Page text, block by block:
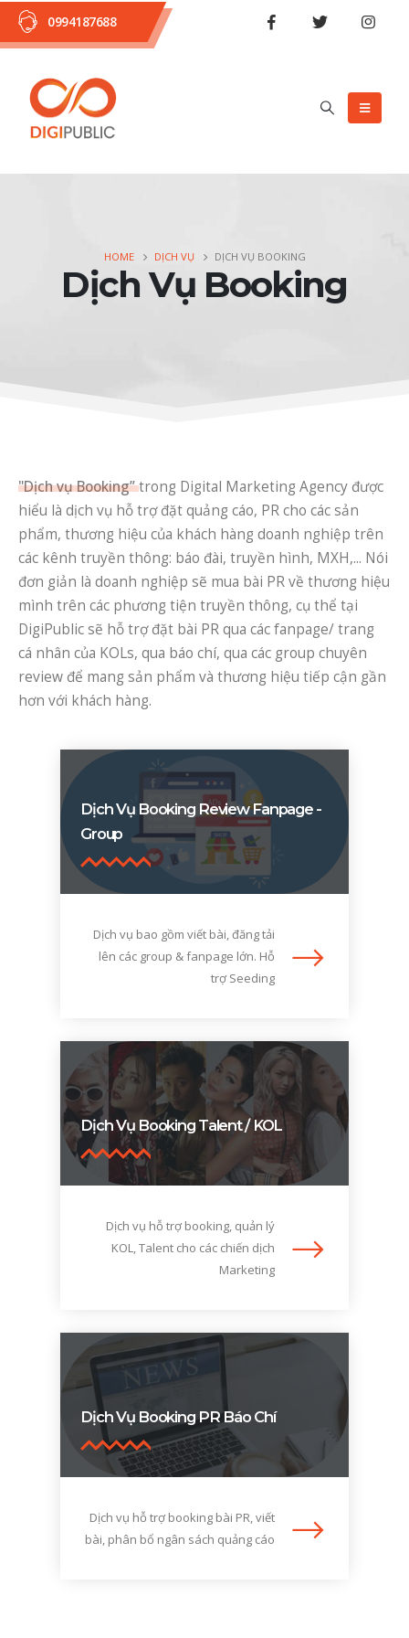
0994187688
HOME DỊCH VỤ DỊCH VỤ BOOKING
Dịch Vụ Booking
"Dịch vụ Booking”trong Digital Marketing Agency được
hiểu là dịch vụ hỗ trợ đặt quảng cáo, PR cho các sản
phẩm, thương hiệu của khách hàng doanh nghiệp trên
các kênh truyền thông: báo đài, truyền hình, MXH,... Nói
đơn giản là doanh nghiệp sẽ mua bài PR về thương hiệu
mình trên các phương tiện truyền thông, cụ thể tại
DigiPublic sẽ hỗ trợ đặt bài PR qua các fanpage/ trang
cá nhân của KOLs, qua báo chí, qua các group chuyên
review để mang sản phẩm và thương hiệu tiếp cận gần
hơn với khách hàng.
Dịch Vụ Booking Review Fanpage -
Group
Dịch vụ bao gồm viết bài, đăng tải
lên các group & fanpage lớn. Hỗ
trợ Seeding
Dịch Vụ Booking Talent / KOL
Dịch vụ hỗ trợ booking, quản lý
KOL, Talent cho các chiến dịch
Marketing
Dịch Vụ Booking PR Báo Chí
Dịch vụ hỗ trợ booking bài PR, viết
bài, phân bổ ngân sách quảng cáo